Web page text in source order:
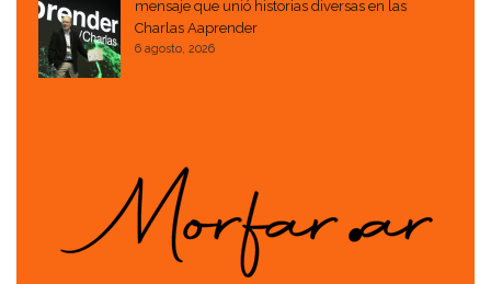
mensaje que unió historias diversas en las
Charlas Aaprender
6 agosto, 2026